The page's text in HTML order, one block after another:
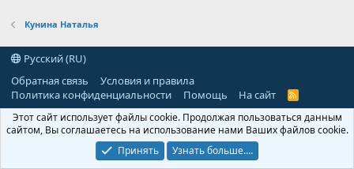
Кунина Наталья
Русский (RU)
Обратная связь
Условия и правила
Политика конфиденциальности
Помощь На сайт
R
S
Этот сайт использует файлы cookie. Продолжая пользоваться данным
сайтом, Вы соглашаетесь на использование нами Ваших файлов cookie.
Принять
Узнать больше.…